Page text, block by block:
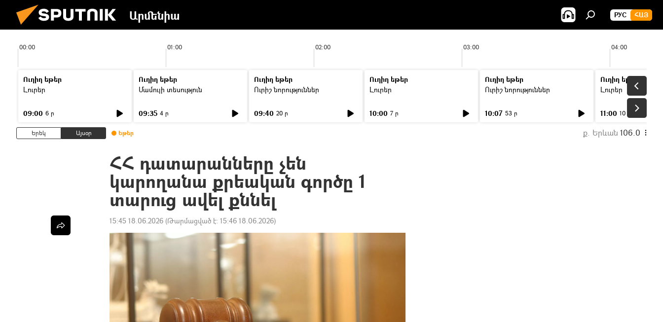
Արմենիա РУС ՀԱՅ
00:00 01:00 02:00 03:00 04:00
Ուղիղ եթեր
Լուրեր
09:00 6 ր
Ուղիղ եթեր
Մամուլի տեսություն
09:35 4 ր
Ուղիղ եթեր
Ուրիշ նորություններ
09:40 20 ր
Ուղիղ եթեր
Լուրեր
10:00 7 ր
Ուղիղ եթեր
Ուրիշ նորություններ
10:07 53 ր
Ուղիղ եթեր
Լուրեր
11:00 10 ր
Երեկ Այսօր Եթեր ք. Երևան 106.0
ՀՀ դատարանները չեն
կարողանա քրեական գործը 1
տարուց ավել քննել
15:45 18.06.2026 (Թարմացված է: 15:46 18.06.2026)